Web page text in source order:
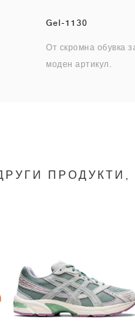
Gel-1130
От скромна обувка
моден артикул.
ПРОДУКТИ,